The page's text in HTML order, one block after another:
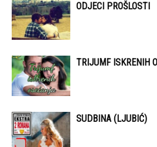
ODJECI PROŠLOSTI
TRIJUMF ISKRENIH
SUDBINA (LJUBIĆ)